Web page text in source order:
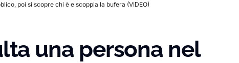
poi si scopre chi è e scoppia la bufera (VIDEO)
una persona nel